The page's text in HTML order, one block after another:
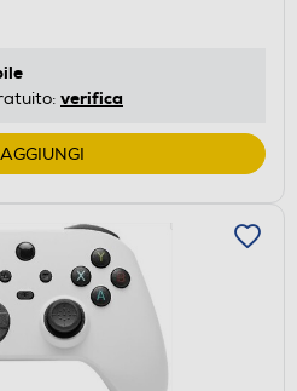
verifica
AGGIUNGI